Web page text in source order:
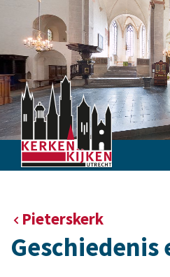
Pieterskerk
Geschiedenis